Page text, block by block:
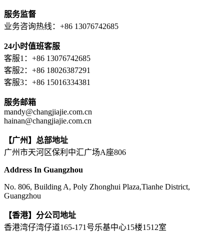
服务监督
业务咨询热线：+86 13076742685
24小时值班客服
客服1：+86 13076742685
客服2：+86 18026387291
客服3：+86 15016334381
服务邮箱
mandy@changjiajie.com.cn
hainan@changjiajie.com.cn
【广州】总部地址
广州市天河区保利中汇广场A座806
Address In Guangzhou
No. 806, Building A, Poly Zhonghui Plaza,Tianhe District,
Guangzhou
【香港】分公司地址
香港湾仔湾仔道165-171号乐基中心15楼1512室